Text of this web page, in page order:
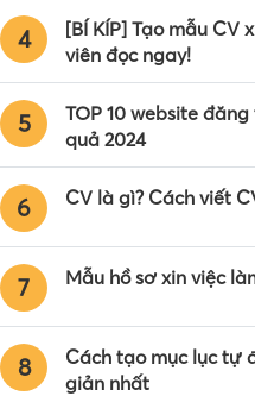
4
[BÍ KÍP] Tạo mẫu CV
viên đọc ngay!
5
TOP 10 website
quả 2024
6 CV là gì? Cách viết
7 Mẫu hồ sơ xin việc
8
Cách tạo mục lục tự
giản nhất